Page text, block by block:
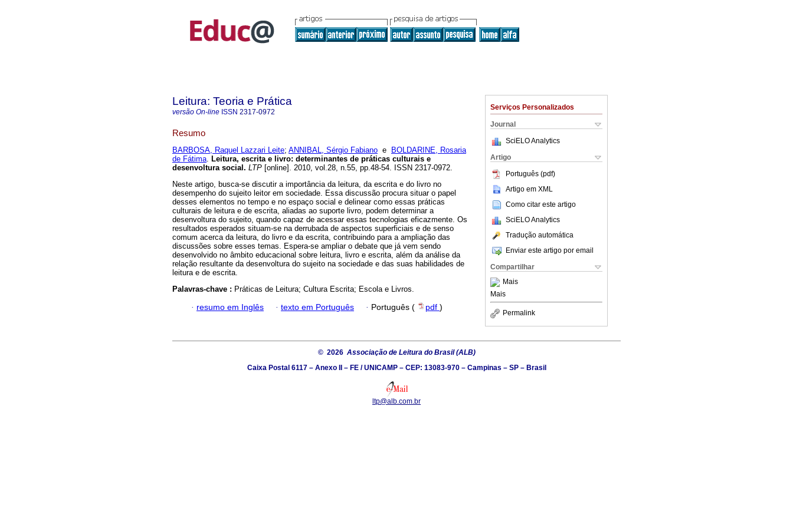
Serviços Personalizados
Journal
SciELO Analytics
Artigo
Português (pdf)
Artigo em XML
Como citar este artigo
SciELO Analytics
Tradução automática
Enviar este artigo por email
Compartilhar
Mais
Mais
Permalink
Leitura: Teoria e Prática
versão On-line ISSN 2317-0972
Resumo
BARBOSA, Raquel Lazzari Leite; ANNIBAL, Sérgio Fabiano e
BOLDARINE, Rosaria
de Fátima. Leitura, escrita e livro: determinantes de práticas culturais e
desenvoltura social. LTP [online]. 2010, vol.28, n.55, pp.48-54. ISSN 2317-0972.
Neste artigo, busca-se discutir a importância da leitura, da escrita e do livro no
desempenho do sujeito leitor em sociedade. Essa discussão procura situar o papel
desses elementos no tempo e no espaço social e delinear como essas práticas
culturais de leitura e de escrita, aliadas ao suporte livro, podem determinar a
desenvoltura do sujeito, quando capaz de acessar essas tecnologias eficazmente. Os
resultados esperados situam-se na derrubada de aspectos superficiais e de senso
comum acerca da leitura, do livro e da escrita, contribuindo para a ampliação das
discussões sobre esses temas. Espera-se ampliar o debate que já vem sendo
desenvolvido no âmbito educacional sobre leitura, livro e escrita, além da análise da
relação resultante da desenvoltura do sujeito na sociedade e das suas habilidades de
leitura e de escrita.
Palavras-chave : Práticas de Leitura; Cultura Escrita; Escola e Livros.
· resumo em Inglês · texto em Português · Português ( pdf )
© 2026 Associação de Leitura do Brasil (ALB)
Caixa Postal 6117 – Anexo II – FE / UNICAMP – CEP: 13083-970 – Campinas – SP – Brasil
ltp@alb.com.br